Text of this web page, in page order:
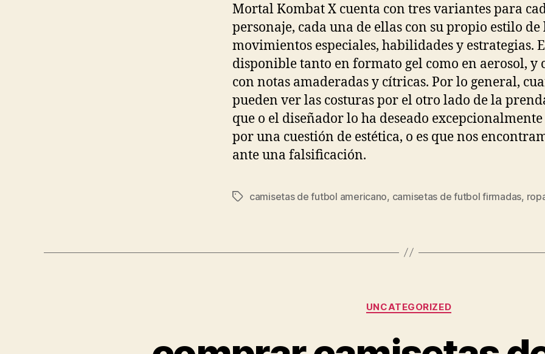
Mortal Kombat X cuenta con tres variantes para
personaje, cada una de ellas con su propio estilo de
movimientos especiales, habilidades y estrategias.
disponible tanto en formato gel como en aerosol, y
con notas amaderadas y cítricas. Por lo general,
pueden ver las costuras por el otro lado de la
que o el diseñador lo ha deseado
por una cuestión de estética, o es que nos
ante una falsificación.
Etiquetas
camisetas de futbol americano, camisetas de futbol firmadas,
Categorías
UNCATEGORIZED